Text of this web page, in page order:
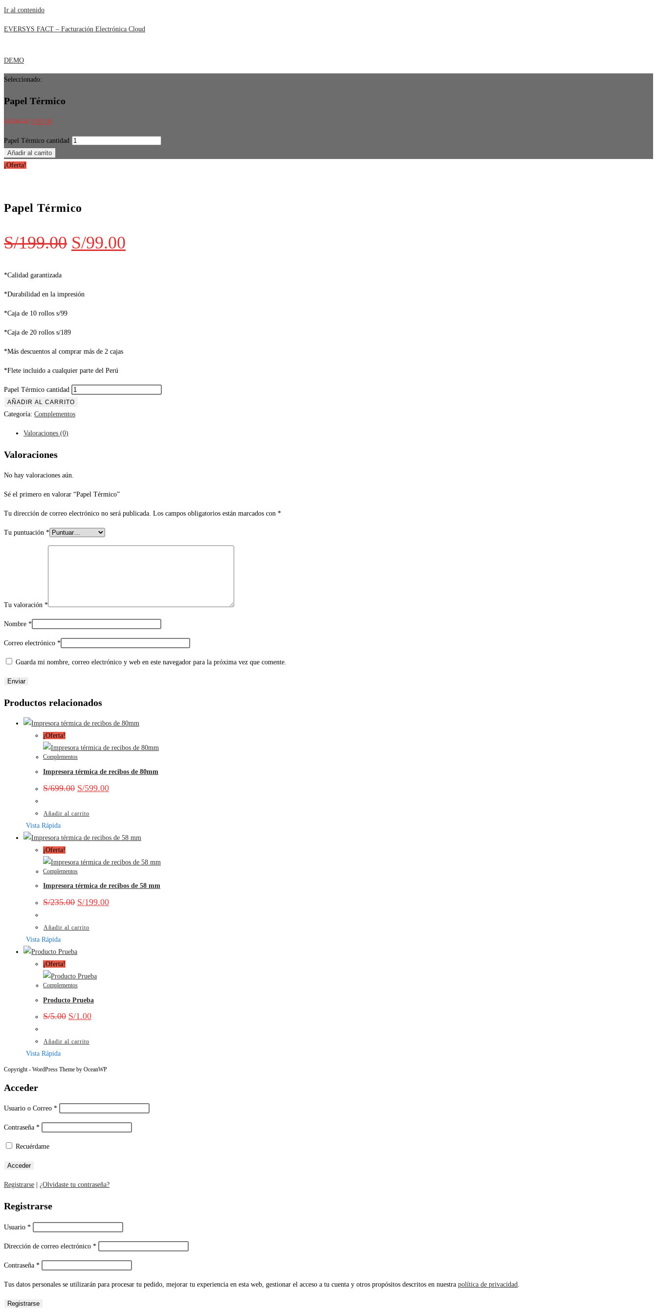
Ir al contenido
EVERSYS FACT – Facturación Electrónica Cloud
DEMO
Seleccionado:
Papel Térmico
S/199.00 S/99.00
Papel Térmico cantidad
Añadir al carrito
¡Oferta!
Papel Térmico
S/199.00 S/99.00
*Calidad garantizada
*Durabilidad en la impresión
*Caja de 10 rollos s/99
*Caja de 20 rollos s/189
*Más descuentos al comprar más de 2 cajas
*Flete incluido a cualquier parte del Perú
Papel Térmico cantidad
AÑADIR AL CARRITO
Categoría: Complementos
Valoraciones (0)
Valoraciones
No hay valoraciones aún.
Sé el primero en valorar “Papel Térmico”
Tu dirección de correo electrónico no será publicada. Los campos obligatorios están marcados con *
Tu puntuación *
Tu valoración *
Nombre *
Correo electrónico *
Guarda mi nombre, correo electrónico y web en este navegador para la próxima vez que comente.
Productos relacionados
¡Oferta!
Complementos
Impresora térmica de recibos de 80mm
S/699.00 S/599.00
Añadir al carrito
Vista Rápida
¡Oferta!
Complementos
Impresora térmica de recibos de 58 mm
S/235.00 S/199.00
Añadir al carrito
Vista Rápida
¡Oferta!
Complementos
Producto Prueba
S/5.00 S/1.00
Añadir al carrito
Vista Rápida
Copyright - WordPress Theme by OceanWP
Acceder
Usuario o Correo *
Contraseña *
Recuérdame
Registrarse ¿Olvidaste tu contraseña?
Registrarse
Usuario *
Dirección de correo electrónico *
Contraseña *
Tus datos personales se utilizarán para procesar tu pedido, mejorar tu experiencia en esta web, gestionar el acceso a tu cuenta y otros propósitos descritos en nuestra política de privacidad